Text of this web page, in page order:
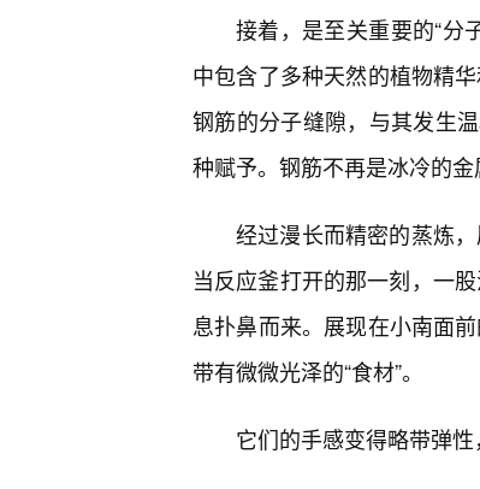
接着，是至关重要的“分
中包含了多种天然的植物精
钢筋的分子缝隙，与其发生
种赋予。钢筋不再是冰冷的金
经过漫长而精密的蒸炼
当反应釜打开的那一刻，一
息扑鼻而来。展现在小南面
带有微微光泽的“食材”。
它们的手感变得略带弹